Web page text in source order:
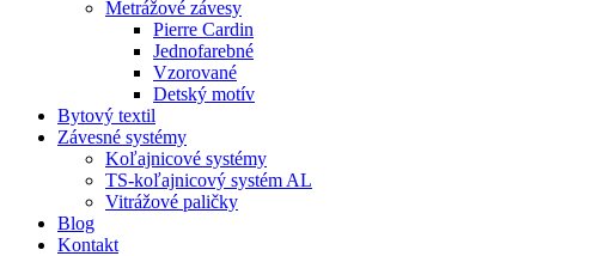
Metrážové závesy
Pierre Cardin
Jednofarebné
Vzorované
Detský motív
Bytový textil
Závesné systémy
Koľajnicové systémy
TS-koľajnicový systém AL
Vitrážové paličky
Blog
Kontakt